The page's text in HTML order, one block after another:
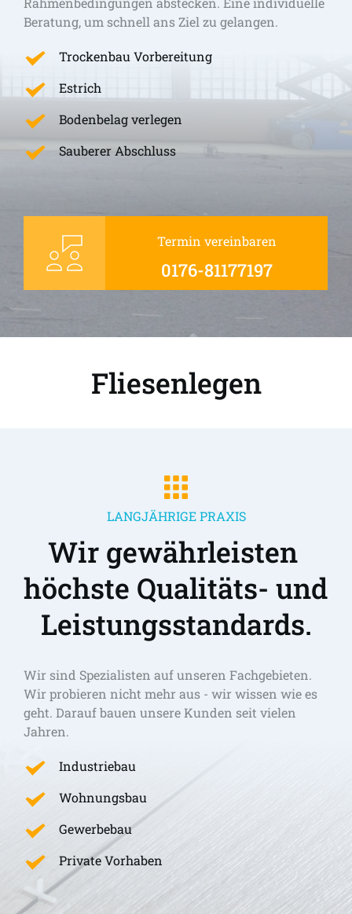
Beratung, um schnell ans Ziel zu gelangen.
Trockenbau Vorbereitung
Estrich
Bodenbelag verlegen
Sauberer Abschluss
Termin vereinbaren
0176-81177197
Fliesenlegen
LANGJÄHRIGE PRAXIS
Wir gewährleisten
höchste Qualitäts- und
Leistungsstandards.
Wir sind Spezialisten auf unseren Fachgebieten.
Wir probieren nicht mehr aus - wir wissen wie es
geht. Darauf bauen unsere Kunden seit vielen
Jahren.
Industriebau
Wohnungsbau
Gewerbebau
Private Vorhaben